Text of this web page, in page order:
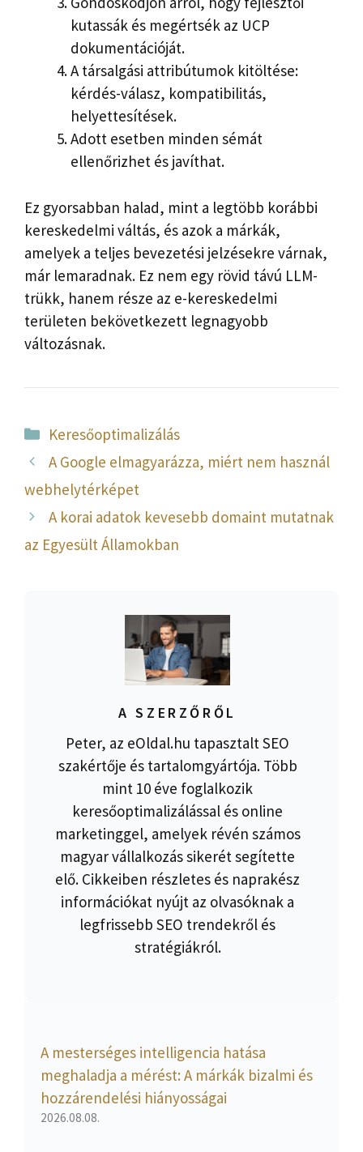
kutassák és megértsék az UCP
dokumentációját.
A társalgási attribútumok kitöltése:
kérdés-válasz, kompatibilitás,
helyettesítések.
Adott esetben minden sémát
ellenőrizhet és javíthat.
Ez gyorsabban halad, mint a legtöbb korábbi
kereskedelmi váltás, és azok a márkák,
amelyek a teljes bevezetési jelzésekre várnak,
már lemaradnak. Ez nem egy rövid távú LLM-
trükk, hanem része az e-kereskedelmi
területen bekövetkezett legnagyobb
változásnak.
Kategória
Keresőoptimalizálás
A Google elmagyarázza, miért nem használ
webhelytérképet
A korai adatok kevesebb domaint mutatnak
az Egyesült Államokban
A SZERZŐRŐL
Peter, az eOldal.hu tapasztalt SEO
szakértője és tartalomgyártója. Több
mint 10 éve foglalkozik
keresőoptimalizálással és online
marketinggel, amelyek révén számos
magyar vállalkozás sikerét segítette
elő. Cikkeiben részletes és naprakész
információkat nyújt az olvasóknak a
legfrissebb SEO trendekről és
stratégiákról.
A mesterséges intelligencia hatása
meghaladja a mérést: A márkák bizalmi és
hozzárendelési hiányosságai
2026.08.08.